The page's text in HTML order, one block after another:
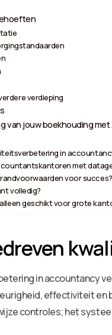
verdieping
van jouw boekhouding met
in
met
voor succes?
volledig?
geschikt voor grote
in accountancy
effectiviteit en
controles; het